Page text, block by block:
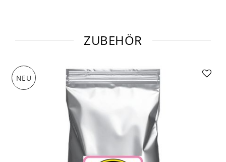
ZUBEHÖR
NEU